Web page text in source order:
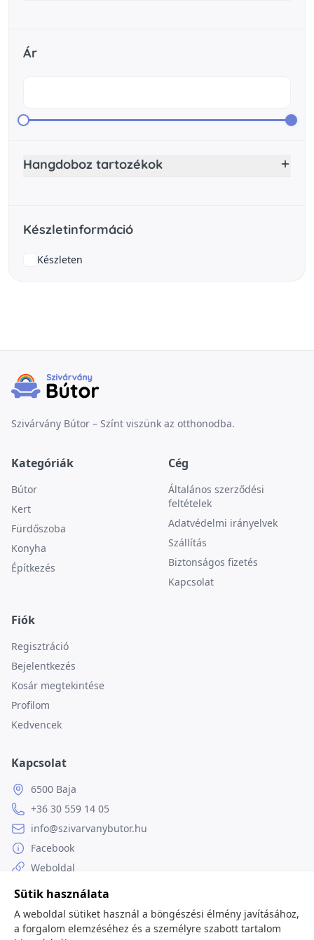
Ár
Hangdoboz tartozékok
Készletinformáció
Készleten
Szivárvány Bútor – Színt viszünk az otthonodba.
Kategóriák
Bútor
Kert
Fürdőszoba
Konyha
Építkezés
Cég
Általános szerződési
feltételek
Adatvédelmi irányelvek
Szállítás
Biztonságos fizetés
Kapcsolat
Fiók
Regisztráció
Bejelentkezés
Kosár megtekintése
Profilom
Kedvencek
Kapcsolat
6500 Baja
+36 30 559 14 05
info@szivarvanybutor.hu
Facebook
Weboldal
Sütik használata
A weboldal sütiket használ a böngészési élmény javításához,
a forgalom elemzéséhez és a személyre szabott tartalom